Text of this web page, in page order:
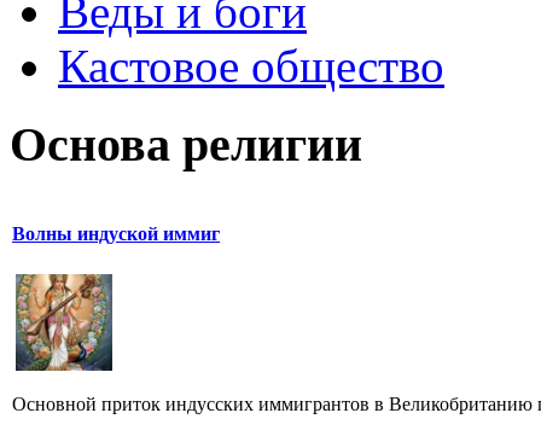
Веды и боги
Кастовое общество
Основа религии
Волны индуской иммиг
Основной приток индусских иммигрантов в Великобританию